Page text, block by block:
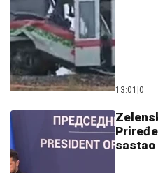
13:01 0
sastao